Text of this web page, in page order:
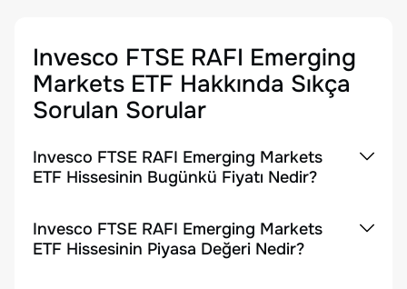
Invesco FTSE RAFI Emerging
Markets ETF Hakkında Sıkça
Sorulan Sorular
Invesco FTSE RAFI Emerging Markets
ETF Hissesinin Bugünkü Fiyatı Nedir?
Invesco FTSE RAFI Emerging Markets
ETF Hissesinin Piyasa Değeri Nedir?